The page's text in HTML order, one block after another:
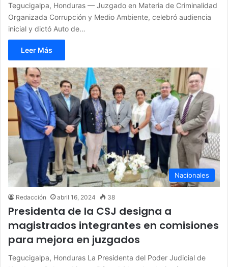
Tegucigalpa, Honduras — Juzgado en Materia de Criminalidad
Organizada Corrupción y Medio Ambiente, celebró audiencia
inicial y dictó Auto de…
Leer Más
Nacionales
Redacción abril 16, 2024 38
Presidenta de la CSJ designa a
magistrados integrantes en comisiones
para mejora en juzgados
Tegucigalpa, Honduras La Presidenta del Poder Judicial de